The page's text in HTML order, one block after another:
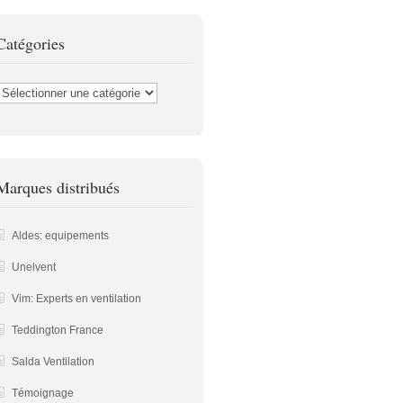
distribués
Aldes: equipements
Unelvent
Vim: Experts en ventilation
Teddington France
Salda Ventilation
Témoignage